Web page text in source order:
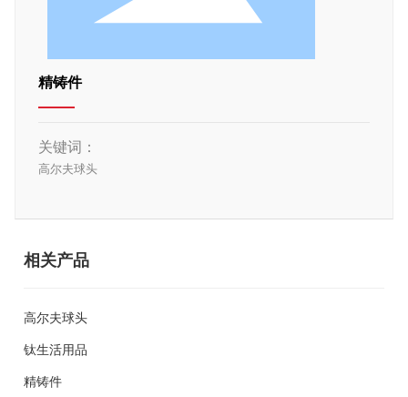
精铸件
关键词：
高尔夫球头
相关产品
高尔夫球头
钛生活用品
精铸件